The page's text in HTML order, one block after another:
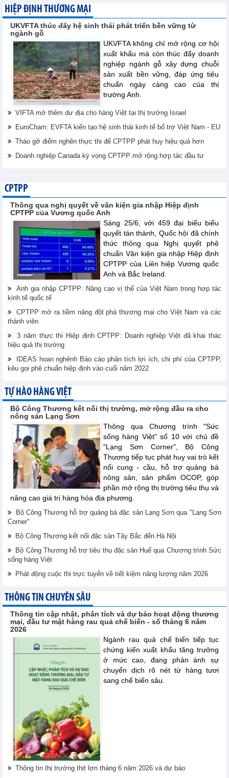
HIỆP ĐỊNH THƯƠNG MẠI
UKVFTA thúc đẩy hệ sinh thái phát triển bền vững từ
ngành gỗ
UKVFTA không chỉ mở rộng cơ hội
xuất khẩu mà còn thúc đẩy doanh
nghiệp ngành gỗ xây dựng chuỗi
sản xuất bền vững, đáp ứng tiêu
chuẩn ngày càng cao của thị
trường Anh.
VIFTA mở thêm dư địa cho hàng Việt tại thị trường Israel
EuroCham: EVFTA kiến tạo hệ sinh thái kinh tế bổ trợ Việt Nam - EU
Tháo gỡ điểm nghẽn thực thi để CPTPP phát huy hiệu quả hơn
Doanh nghiệp Canada kỳ vọng CPTPP mở rộng hợp tác đầu tư
CPTPP
Thông qua nghị quyết về văn kiện gia nhập Hiệp định
CPTPP của Vương quốc Anh
Sáng 25/6, với 459 đại biểu biểu
quyết tán thành, Quốc hội đã chính
thức thông qua Nghị quyết phê
chuẩn Văn kiện gia nhập Hiệp định
CPTPP của Liên hiệp Vương quốc
Anh và Bắc Ireland.
Anh gia nhập CPTPP: Nâng cao vị thế của Việt Nam trong hợp tác
kinh tế quốc tế
CPTPP mở ra tiềm năng đột phá thương mại cho Việt Nam và các
thành viên
3 năm thực thi Hiệp định CPTPP: Doanh nghiệp Việt đã khai thác
hiệu quả thị trường
IDEAS hoan nghênh Báo cáo phân tích lợi ích, chi phí của CPTPP,
kêu gọi phê chuẩn hiệp định vào cuối năm 2022
TỰ HÀO HÀNG VIỆT
Bộ Công Thương kết nối thị trường, mở rộng đầu ra cho
nông sản Lạng Sơn
Thông qua Chương trình "Sức
sống hàng Việt" số 10 với chủ đề
"Lạng Sơn Corner", Bộ Công
Thương tiếp tục phát huy vai trò kết
nối cung - cầu, hỗ trợ quảng bá
nông sản, sản phẩm OCOP, góp
phần mở rộng thị trường tiêu thụ và
nâng cao giá trị hàng hóa địa phương.
Bộ Công Thương hỗ trợ quảng bá đặc sản Lạng Sơn qua "Lạng Sơn
Corner"
Bộ Công Thương kết nối đặc sản Tây Bắc đến Hà Nội
Bộ Công Thương hỗ trợ tiêu thụ đặc sản Huế qua Chương trình Sức
sống hàng Việt
Phát động cuộc thi trực tuyến về tiết kiệm năng lượng năm 2026
THÔNG TIN CHUYÊN SÂU
Thông tin cập nhật, phân tích và dự báo hoạt động thương
mại, đầu tư mặt hàng rau quả chế biến - số tháng 6 năm
2026
Ngành rau quả chế biến tiếp tục
chứng kiến xuất khẩu tăng trưởng
ở mức cao, đang phản ánh sự
chuyển dịch rõ nét từ hàng tươi
sang chế biến sâu.
Thông tin thị trường thịt lợn tháng 6 năm 2026 và dự báo